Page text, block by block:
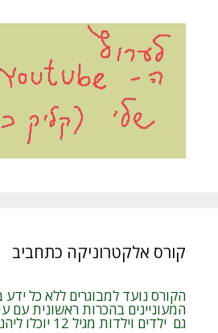
קורס אלקטרוניקה כתחביב
הקורס נועד למבוגרים ללא כל ידע
המעוניינים בהכרות ראשונית עם
גם ילדים וילדות מגיל 12 יוכלו ליהנות מרוב התכנים.